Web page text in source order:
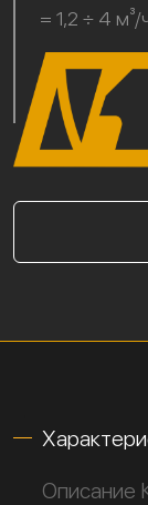
= 1,2 ÷ 4 м³/
Описание